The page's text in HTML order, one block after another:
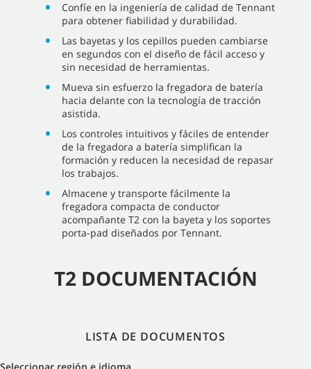
Confíe en la ingeniería de calidad de Tennant
para obtener fiabilidad y durabilidad.
Las bayetas y los cepillos pueden cambiarse
en segundos con el diseño de fácil acceso y
sin necesidad de herramientas.
Mueva sin esfuerzo la fregadora de batería
hacia delante con la tecnología de tracción
asistida.
Los controles intuitivos y fáciles de entender
de la fregadora a batería simplifican la
formación y reducen la necesidad de repasar
los trabajos.
Almacene y transporte fácilmente la
fregadora compacta de conductor
acompañante T2 con la bayeta y los soportes
porta-pad diseñados por Tennant.
T2 DOCUMENTACIÓN
LISTA DE DOCUMENTOS